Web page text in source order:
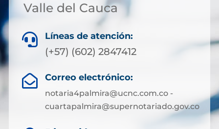
Valle del Cauca
 Líneas de atención:
(+57) (602) 2847412
 Correo electrónico:
notaria4palmira@ucnc.com.co -
cuartapalmira@supernotariado.gov.co